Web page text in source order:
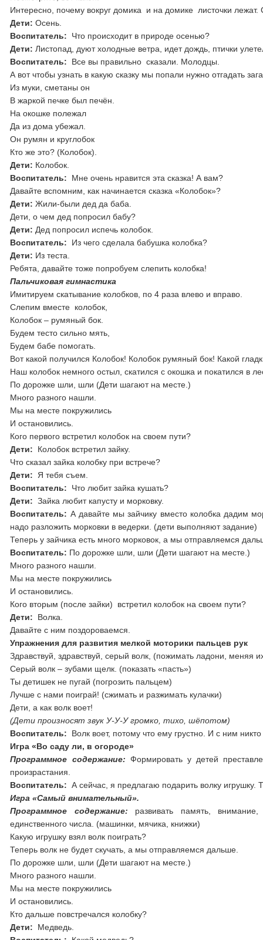
Интересно, почему вокруг домика и на домике листочки лежат.
Дети: Осень.
Воспитатель: Что происходит в природе осенью?
Дети: Листопад, дуют холодные ветра, идет дождь, птички
Воспитатель: Все вы правильно сказали. Молодцы.
А вот чтобы узнать в какую сказку мы попали нужно отгадать
Из муки, сметаны он
В жаркой печке был печён.
На окошке полежал
Да из дома убежал.
Он румян и круглобок
Кто же это? (Колобок).
Дети: Колобок.
Воспитатель: Мне очень нравится эта сказка! А вам?
Давайте вспомним, как начинается сказка «Колобок»?
Дети: Жили-были дед да баба.
Дети, о чем дед попросил бабу?
Дети: Дед попросил испечь колобок.
Воспитатель: Из чего сделала бабушка колобка?
Дети: Из теста.
Ребята, давайте тоже попробуем слепить колобка!
Пальчиковая гимнастика
Имитируем скатывание колобков, по 4 раза влево и вправо.
Слепим вместе колобок,
Колобок – румяный бок.
Будем тесто сильно мять,
Будем бабе помогать.
Вот какой получился Колобок! Колобок румяный бок! Какой
Наш колобок немного остыл, скатился с окошка и покатился в
По дорожке шли, шли (Дети шагают на месте.)
Много разного нашли.
Мы на месте покружились
И остановились.
Кого первого встретил колобок на своем пути?
Дети: Колобок встретил зайку.
Что сказал зайка колобку при встрече?
Дети: Я тебя съем.
Воспитатель: Что любит зайка кушать?
Дети:Зайка любит капусту и морковку.
Воспитатель: А давайте мы зайчику вместо колобка дадим
надо разложить морковки в ведерки. (дети выполняют задание)
Теперь у зайчика есть много морковок, а мы отправляемся
Воспитатель: По дорожке шли, шли (Дети шагают на месте.)
Много разного нашли.
Мы на месте покружились
И остановились.
Кого вторым (после зайки) встретил колобок на своем пути?
Дети: Волка.
Давайте с ним поздороваемся.
Упражнения для развития мелкой моторики пальцев рук
Здравствуй, здравствуй, серый волк, (пожимать ладони, меняя
Серый волк – зубами щелк. (показать «пасть»)
Ты детишек не пугай (погрозить пальцем)
Лучше с нами поиграй! (сжимать и разжимать кулачки)
Дети, а как волк воет!
(Дети произносят звук У-У-У громко, тихо, шёпотом)
Воспитатель: Волк воет, потому что ему грустно. И с ним никто
Игра «Во саду ли, в огороде»
Программное содержание: Формировать у детей
произрастания.
Воспитатель: А сейчас, я предлагаю подарить волку
Игра «Самый внимательный».
Программное содержание: развивать память,
единственного числа. (машинки, мячика, книжки)
Какую игрушку взял волк поиграть?
Теперь волк не будет скучать, а мы отправляемся дальше.
По дорожке шли, шли (Дети шагают на месте.)
Много разного нашли.
Мы на месте покружились
И остановились.
Кто дальше повстречался колобку?
Дети: Медведь.